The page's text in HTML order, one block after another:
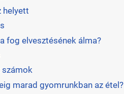
helyett
fog elvesztésének álma?
számok
marad gyomrunkban az étel?